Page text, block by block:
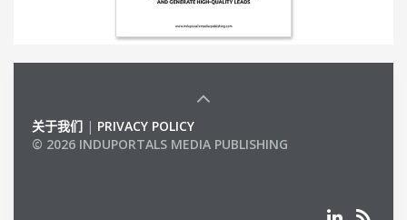
关于我们 | PRIVACY POLICY
© 2026 INDUPORTALS MEDIA PUBLISHING